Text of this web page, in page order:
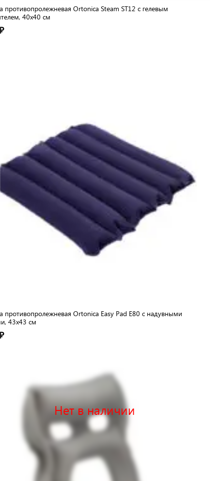
противопролежневая Ortonica Steam ST12 с гелевым
40x40 см
противопролежневая Ortonica Easy Pad E80 с надувными
43x43 см
Нет в наличии